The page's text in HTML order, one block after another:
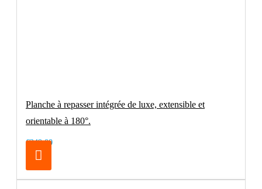
Planche à repasser intégrée de luxe, extensible et
orientable à 180°.
€249.00